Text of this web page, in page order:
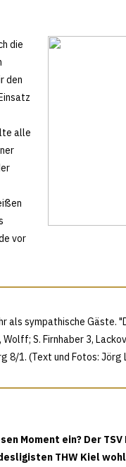
die
den
alle
vor
als sympathische Gäste.
Wolff; S. Firnhaber 3,
8/1. (Text und Fotos: Jörg
Moment ein? Der TSV
THW Kiel